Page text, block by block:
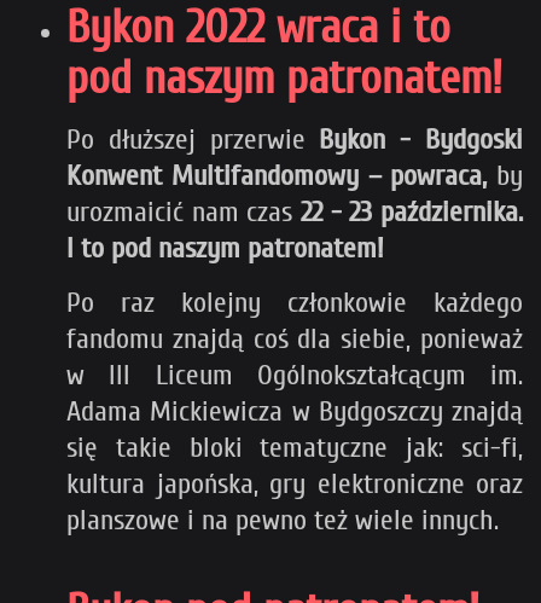
Bykon 2022 wraca i to
pod naszym patronatem!
Po dłuższej przerwie Bykon - Bydgoski
Konwent Multifandomowy – powraca,by
urozmaicić nam czas 22 - 23 października.
I to pod naszym patronatem!
Po raz kolejny członkowie każdego
fandomu znajdą coś dla siebie, ponieważ
w III Liceum Ogólnokształcącym im.
Adama Mickiewicza w Bydgoszczy znajdą
się takie bloki tematyczne jak: sci-fi,
kultura japońska, gry elektroniczne oraz
planszowe i na pewno też wiele innych.